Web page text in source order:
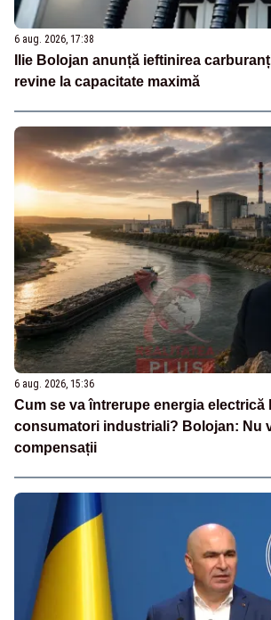
6 aug. 2026, 17:38
Ilie Bolojan anunță ieftinirea
revine la capacitate maximă
6 aug. 2026, 15:36
Cum se va întrerupe energia electrică
consumatori industriali? Bolojan: Nu
compensații